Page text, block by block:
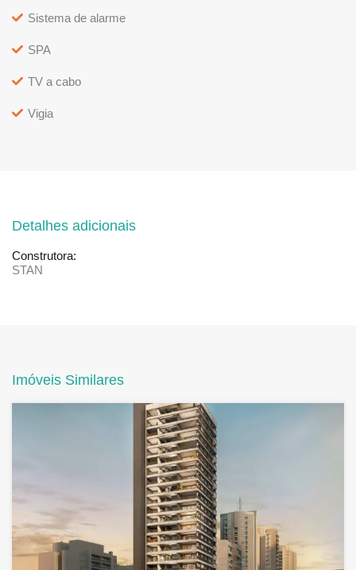
Sistema de alarme
SPA
TV a cabo
Vigia
Detalhes adicionais
Construtora:
STAN
Imóveis Similares